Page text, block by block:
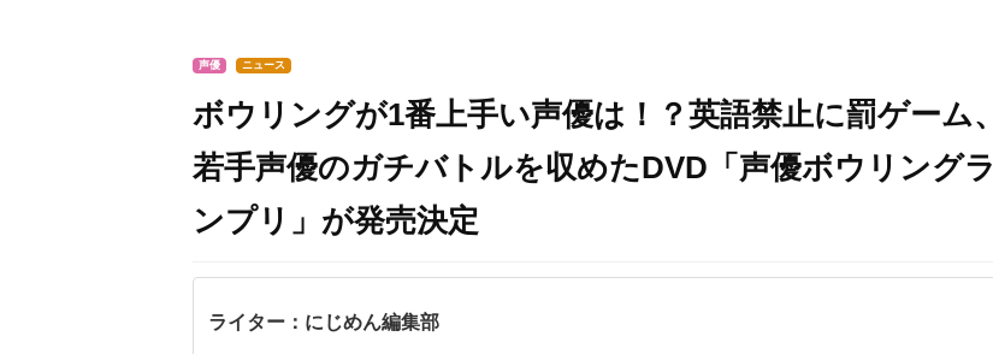
声優 ニュース
ボウリングが1番上手い声優は！？英語禁止に罰ゲーム、
若手声優のガチバトルを収めたDVD「声優ボウリングラ
ンプリ」が発売決定
ライター：にじめん編集部